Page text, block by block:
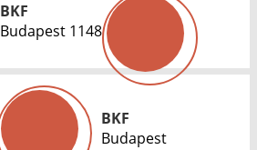
BKF
Budapest 1148
BKF
Budapest